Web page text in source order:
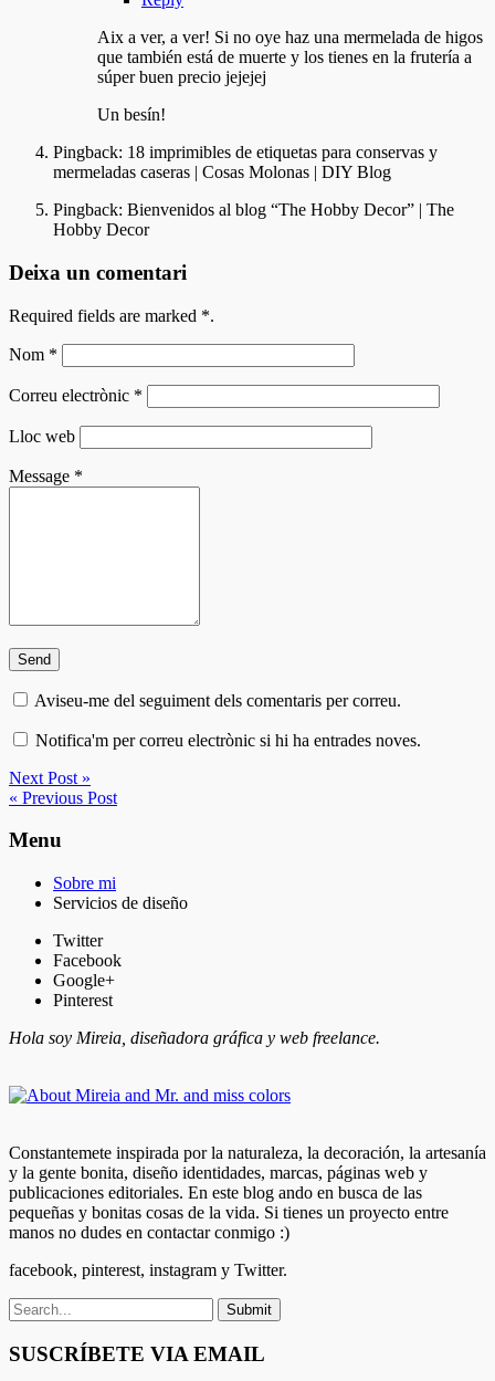
Aix a ver, a ver! Si no oye haz una mermelada de higos
que también está de muerte y los tienes en la frutería a
súper buen precio jejejej
Un besín!
Pingback: 18 imprimibles de etiquetas para conservas y
mermeladas caseras | Cosas Molonas | DIY Blog
Pingback: Bienvenidos al blog “The Hobby Decor” | The
Hobby Decor
Deixa un comentari
Required fields are marked *.
Nom *
Correu electrònic *
Lloc web
Message *
Aviseu-me del seguiment dels comentaris per correu.
Notifica'm per correu electrònic si hi ha entrades noves.
Next Post »
« Previous Post
Menu
Sobre mi
Servicios de diseño
Twitter
Facebook
Google+
Pinterest
Hola soy Mireia, diseñadora gráfica y web freelance.
Constantemete inspirada por la naturaleza, la decoración, la artesanía
y la gente bonita, diseño identidades, marcas, páginas web y
publicaciones editoriales. En este blog ando en busca de las
pequeñas y bonitas cosas de la vida. Si tienes un proyecto entre
manos no dudes en contactar conmigo :)
facebook, pinterest, instagram y Twitter.
SUSCRÍBETE VIA EMAIL